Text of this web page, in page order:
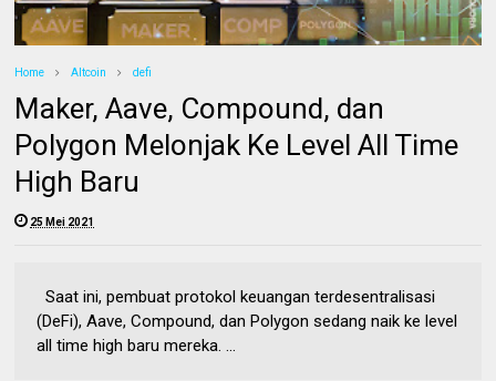
Home Altcoin defi
Maker, Aave, Compound, dan
Polygon Melonjak Ke Level All Time
High Baru
25 Mei 2021
Saat ini, pembuat protokol keuangan terdesentralisasi
(DeFi), Aave, Compound, dan Polygon sedang naik ke level
all time high baru mereka. ...